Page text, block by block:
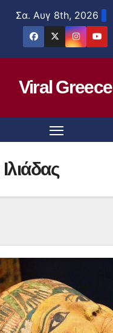
Σα. Αυγ 8th, 2026
Viral Greece
Ιλιάδας